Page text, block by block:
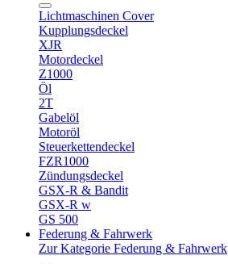
Lichtmaschinen Cover
Kupplungsdeckel
XJR
Motordeckel
Z1000
Öl
2T
Gabelöl
Motoröl
Steuerkettendeckel
FZR1000
Zündungsdeckel
GSX-R & Bandit
GSX-R w
GS 500
Federung & Fahrwerk
Zur Kategorie Federung & Fahrwerk